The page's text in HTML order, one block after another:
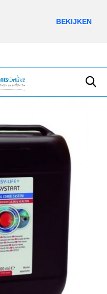
BEKIJKEN